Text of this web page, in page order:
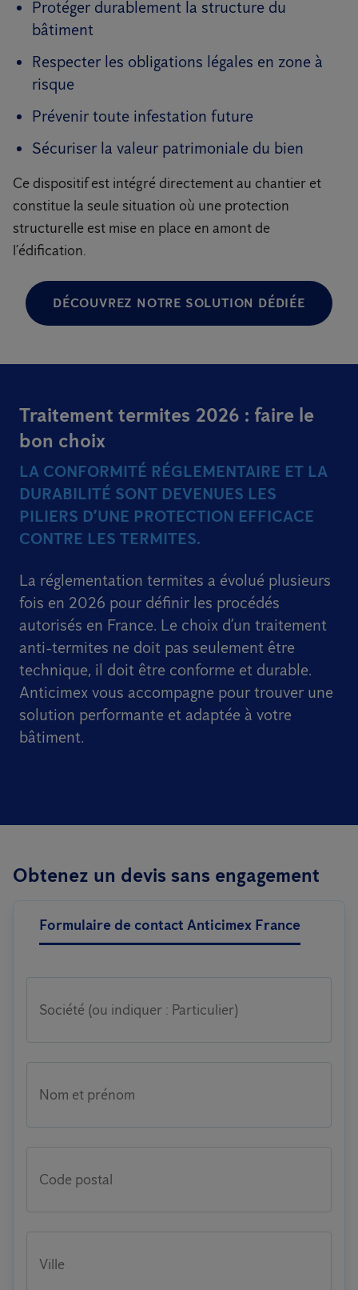
Protéger durablement la structure du
bâtiment
Respecter les obligations légales en zone à
risque
Prévenir toute infestation future
Sécuriser la valeur patrimoniale du bien
Ce dispositif est intégré directement au chantier et
constitue la seule situation où une protection
structurelle est mise en place en amont de
l’édification.
DÉCOUVREZ NOTRE SOLUTION DÉDIÉE
Traitement termites 2026 : faire le
bon choix
LA CONFORMITÉ RÉGLEMENTAIRE ET LA
DURABILITÉ SONT DEVENUES LES
PILIERS D’UNE PROTECTION EFFICACE
CONTRE LES TERMITES.
La réglementation termites a évolué plusieurs
fois en 2026 pour définir les procédés
autorisés en France. Le choix d’un traitement
anti-termites ne doit pas seulement être
technique, il doit être conforme et durable.
Anticimex vous accompagne pour trouver une
solution performante et adaptée à votre
bâtiment.
Obtenez un devis sans engagement
Formulaire de contact Anticimex France
Société (ou indiquer : Particulier)
Nom et prénom
Code postal
Ville